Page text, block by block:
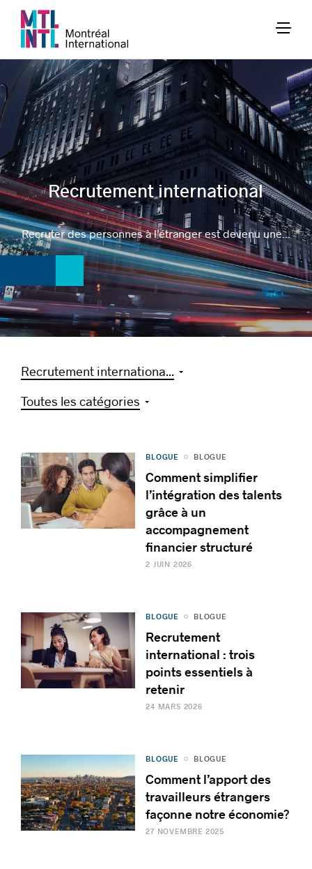
Recrutement international
Recruter des personnes à l’étranger est devenu une...
Recrutement internationa...
Toutes les catégories
BLOGUE BLOGUE
Comment simplifier
l’intégration des talents
grâce à un
accompagnement
financier structuré
2 JUIN 2026
BLOGUE BLOGUE
Recrutement
international : trois
points essentiels à
retenir
24 MARS 2026
BLOGUE BLOGUE
Comment l’apport des
travailleurs étrangers
façonne notre économie?
27 NOVEMBRE 2025